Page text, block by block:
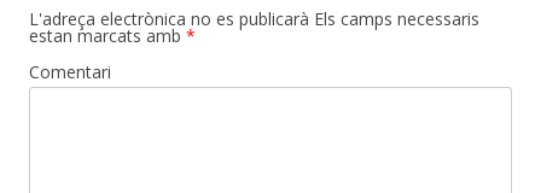
L'adreça electrònica no es publicarà Els camps necessaris
estan marcats amb *
Comentari